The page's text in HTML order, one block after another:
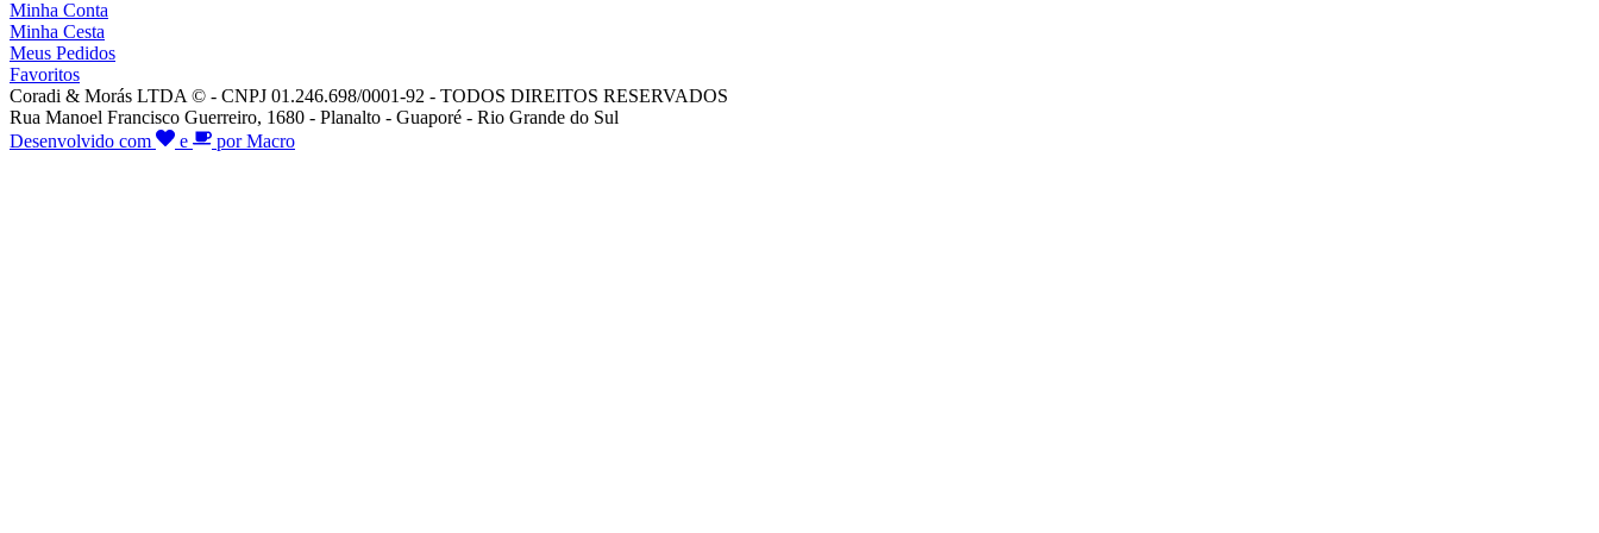
Minha Conta
Minha Cesta
Meus Pedidos
Favoritos
Coradi & Morás LTDA © - CNPJ 01.246.698/0001-92 - TODOS DIREITOS RESERVADOS
Rua Manoel Francisco Guerreiro, 1680 - Planalto - Guaporé - Rio Grande do Sul
Desenvolvido com
e por Macro